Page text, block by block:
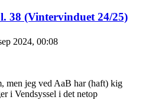
38 (Vintervinduet 24/25)
2024, 00:08
men jeg ved AaB har (haft) kig
i Vendsyssel i det netop